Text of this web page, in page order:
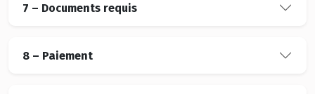
7 – Documents requis
8 – Paiement